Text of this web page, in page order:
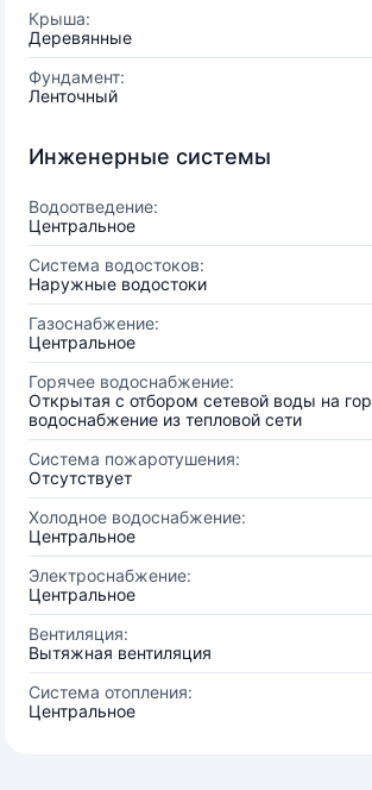
Крыша:
Деревянные
Фундамент:
Ленточный
Инженерные системы
Водоотведение:
Центральное
Система водостоков:
Наружные водостоки
Газоснабжение:
Центральное
Горячее водоснабжение:
Открытая с отбором сетевой воды на
водоснабжение из тепловой сети
Система пожаротушения:
Отсутствует
Холодное водоснабжение:
Центральное
Электроснабжение:
Центральное
Вентиляция:
Вытяжная вентиляция
Система отопления:
Центральное